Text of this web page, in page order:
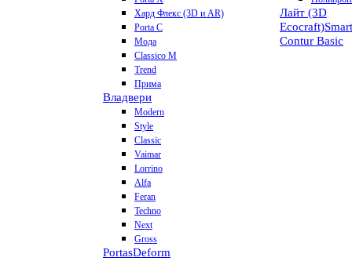
Хард Флекс (3D и AR)
Porta C
Мода
Classico M
Trend
Прима
Владвери
Modern
Style
Classic
Vaimar
Lorrino
Alfa
Feran
Techno
Next
Gross
PortasDeform
Лайт (3D
Ecocraft)Smart
Contur Basic